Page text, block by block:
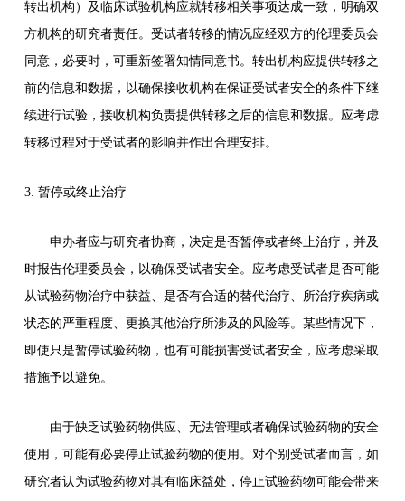
转出机构）及临床试验机构应就转移相关事项达成一致，明确双
方机构的研究者责任。受试者转移的情况应经双方的伦理委员会
同意，必要时，可重新签署知情同意书。转出机构应提供转移之
前的信息和数据，以确保接收机构在保证受试者安全的条件下继
续进行试验，接收机构负责提供转移之后的信息和数据。应考虑
转移过程对于受试者的影响并作出合理安排。
3. 暂停或终止治疗
申办者应与研究者协商，决定是否暂停或者终止治疗，并及
时报告伦理委员会，以确保受试者安全。应考虑受试者是否可能
从试验药物治疗中获益、是否有合适的替代治疗、所治疗疾病或
状态的严重程度、更换其他治疗所涉及的风险等。某些情况下，
即使只是暂停试验药物，也有可能损害受试者安全，应考虑采取
措施予以避免。
由于缺乏试验药物供应、无法管理或者确保试验药物的安全
使用，可能有必要停止试验药物的使用。对个别受试者而言，如
研究者认为试验药物对其有临床益处，停止试验药物可能会带来